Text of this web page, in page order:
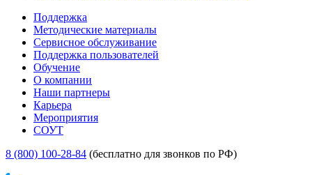
Поддержка
Методические материалы
Сервисное обслуживание
Поддержка пользователей
Обучение
О компании
Наши партнеры
Карьера
Мероприятия
СОУТ
8 (800) 100-28-84 (бесплатно для звонков по РФ)